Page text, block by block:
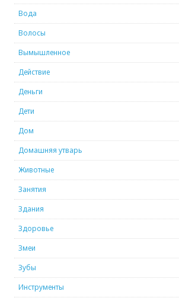
Вода
Волосы
Вымышленное
Действие
Деньги
Дети
Дом
Домашняя утварь
Животные
Занятия
Здания
Здоровье
Змеи
Зубы
Инструменты